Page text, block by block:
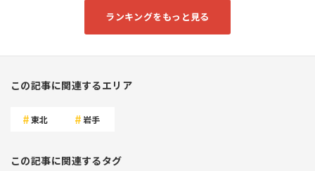
ランキングをもっと見る
この記事に関連するエリア
東北 岩手
この記事に関連するタグ